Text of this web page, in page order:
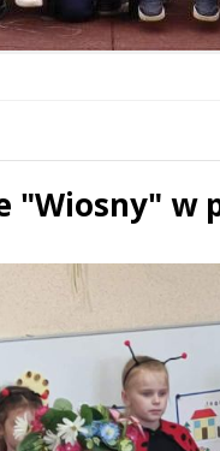
"Wiosny" w